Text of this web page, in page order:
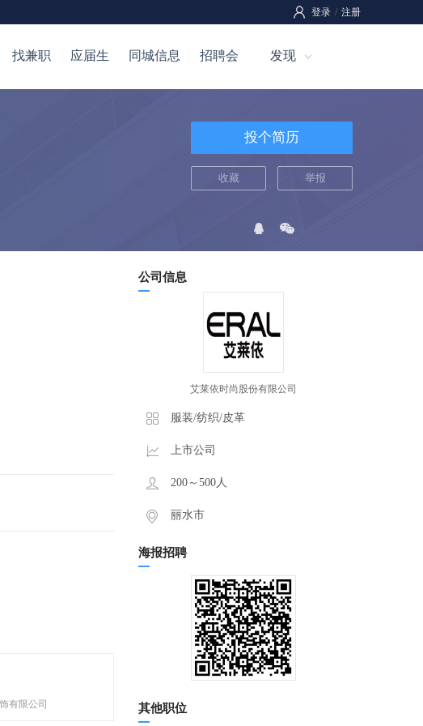
登录 / 注册
找兼职 应届生 同城信息 招聘会 发现
投个简历
收藏 举报
有限公司
公司信息
艾莱依时尚股份有限公司
服装/纺织/皮革
上市公司
200～500人
丽水市
海报招聘
其他职位